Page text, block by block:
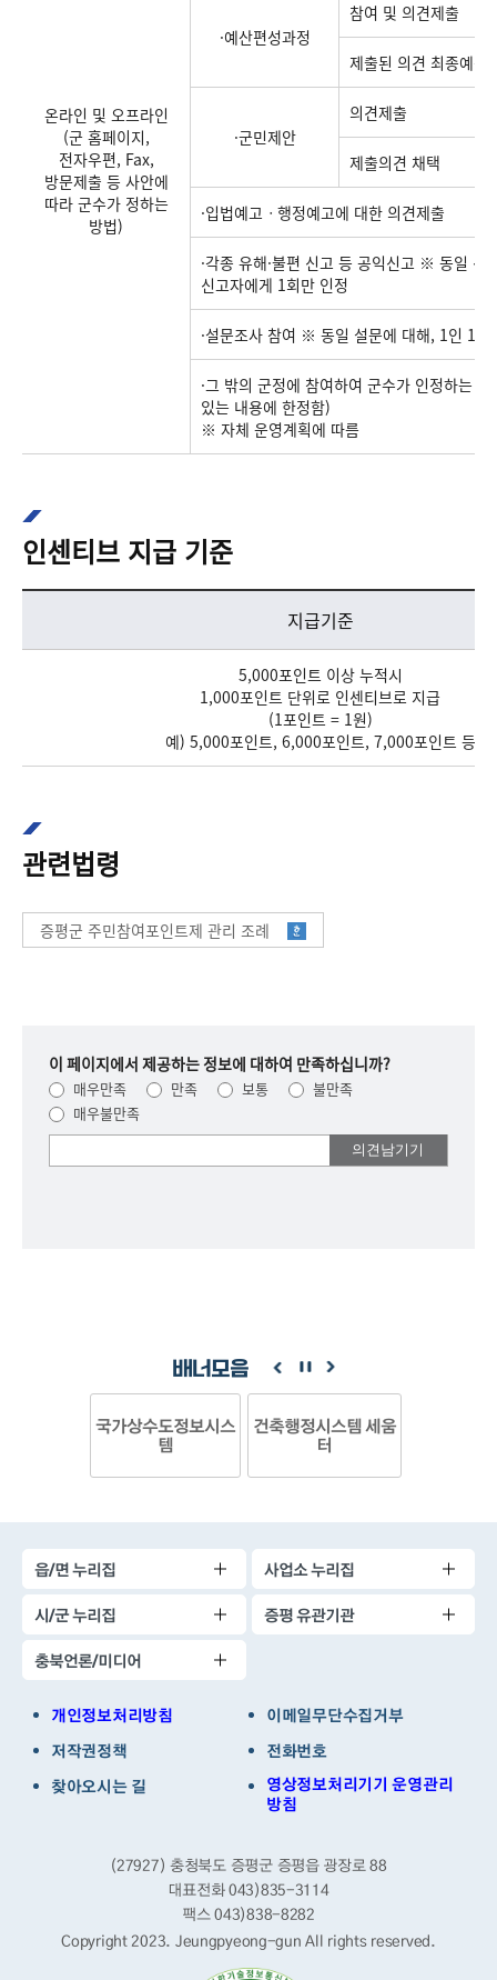
온라인 및 오프라인
(군 홈페이지,
전자우편, Fax,
방문제출 등 사안에
따라 군수가 정하는
방법)
·예산편성과정
참여 및 의견제출
제출된 의견 최종예산
·군민제안
의견제출
제출의견 채택
·입법예고ㆍ행정예고에 대한 의견제출
·각종 유해·불편 신고 등 공익신고 ※ 동일 신
신고자에게 1회만 인정
·설문조사 참여 ※ 동일 설문에 대해, 1인 1건
·그 밖의 군정에 참여하여 군수가 인정하는
있는 내용에 한정함)
※ 자체 운영계획에 따름
인센티브 지급 기준
인센티브 지급 기준을 지급기준과 지급방법로 나누어 보여주는 표입니다.
지급기준
5,000포인트 이상 누적시
1,000포인트 단위로 인센티브로 지급
(1포인트 = 1원)
예) 5,000포인트, 6,000포인트, 7,000포인트 등
관련법령
증평군 주민참여포인트제 관리 조례
이 페이지에서 제공하는 정보에 대하여 만족하십니까?
매우만족 만족 보통
불만족
매우불만족
의견을
배너모음
국가상수도정보시스
템
건축행정시스템 세움
터
읍/면 누리집
사업소 누리집
시/군 누리집
증평 유관기관
충북언론/미디어
개인정보처리방침
이메일무단수집거부
저작권정책
전화번호
찾아오시는 길
영상정보처리기기 운영관리
방침
(27927) 충청북도 증평군 증평읍 광장로 88
대표전화 043)835-3114
팩스 043)838-8282
Copyright 2023. Jeungpyeong-gunAll rights reserved.